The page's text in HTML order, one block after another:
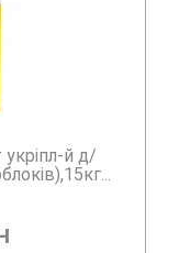
укріпл-й д/